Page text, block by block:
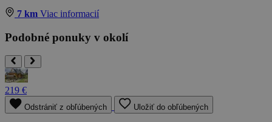
7 km Viac informacií
Podobné ponuky v okolí
219 €
Odstrániť z obľúbených Uložiť do obľúbených